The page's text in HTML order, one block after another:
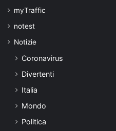
myTraffic
notest
Notizie
Coronavirus
Divertenti
Italia
Mondo
Politica